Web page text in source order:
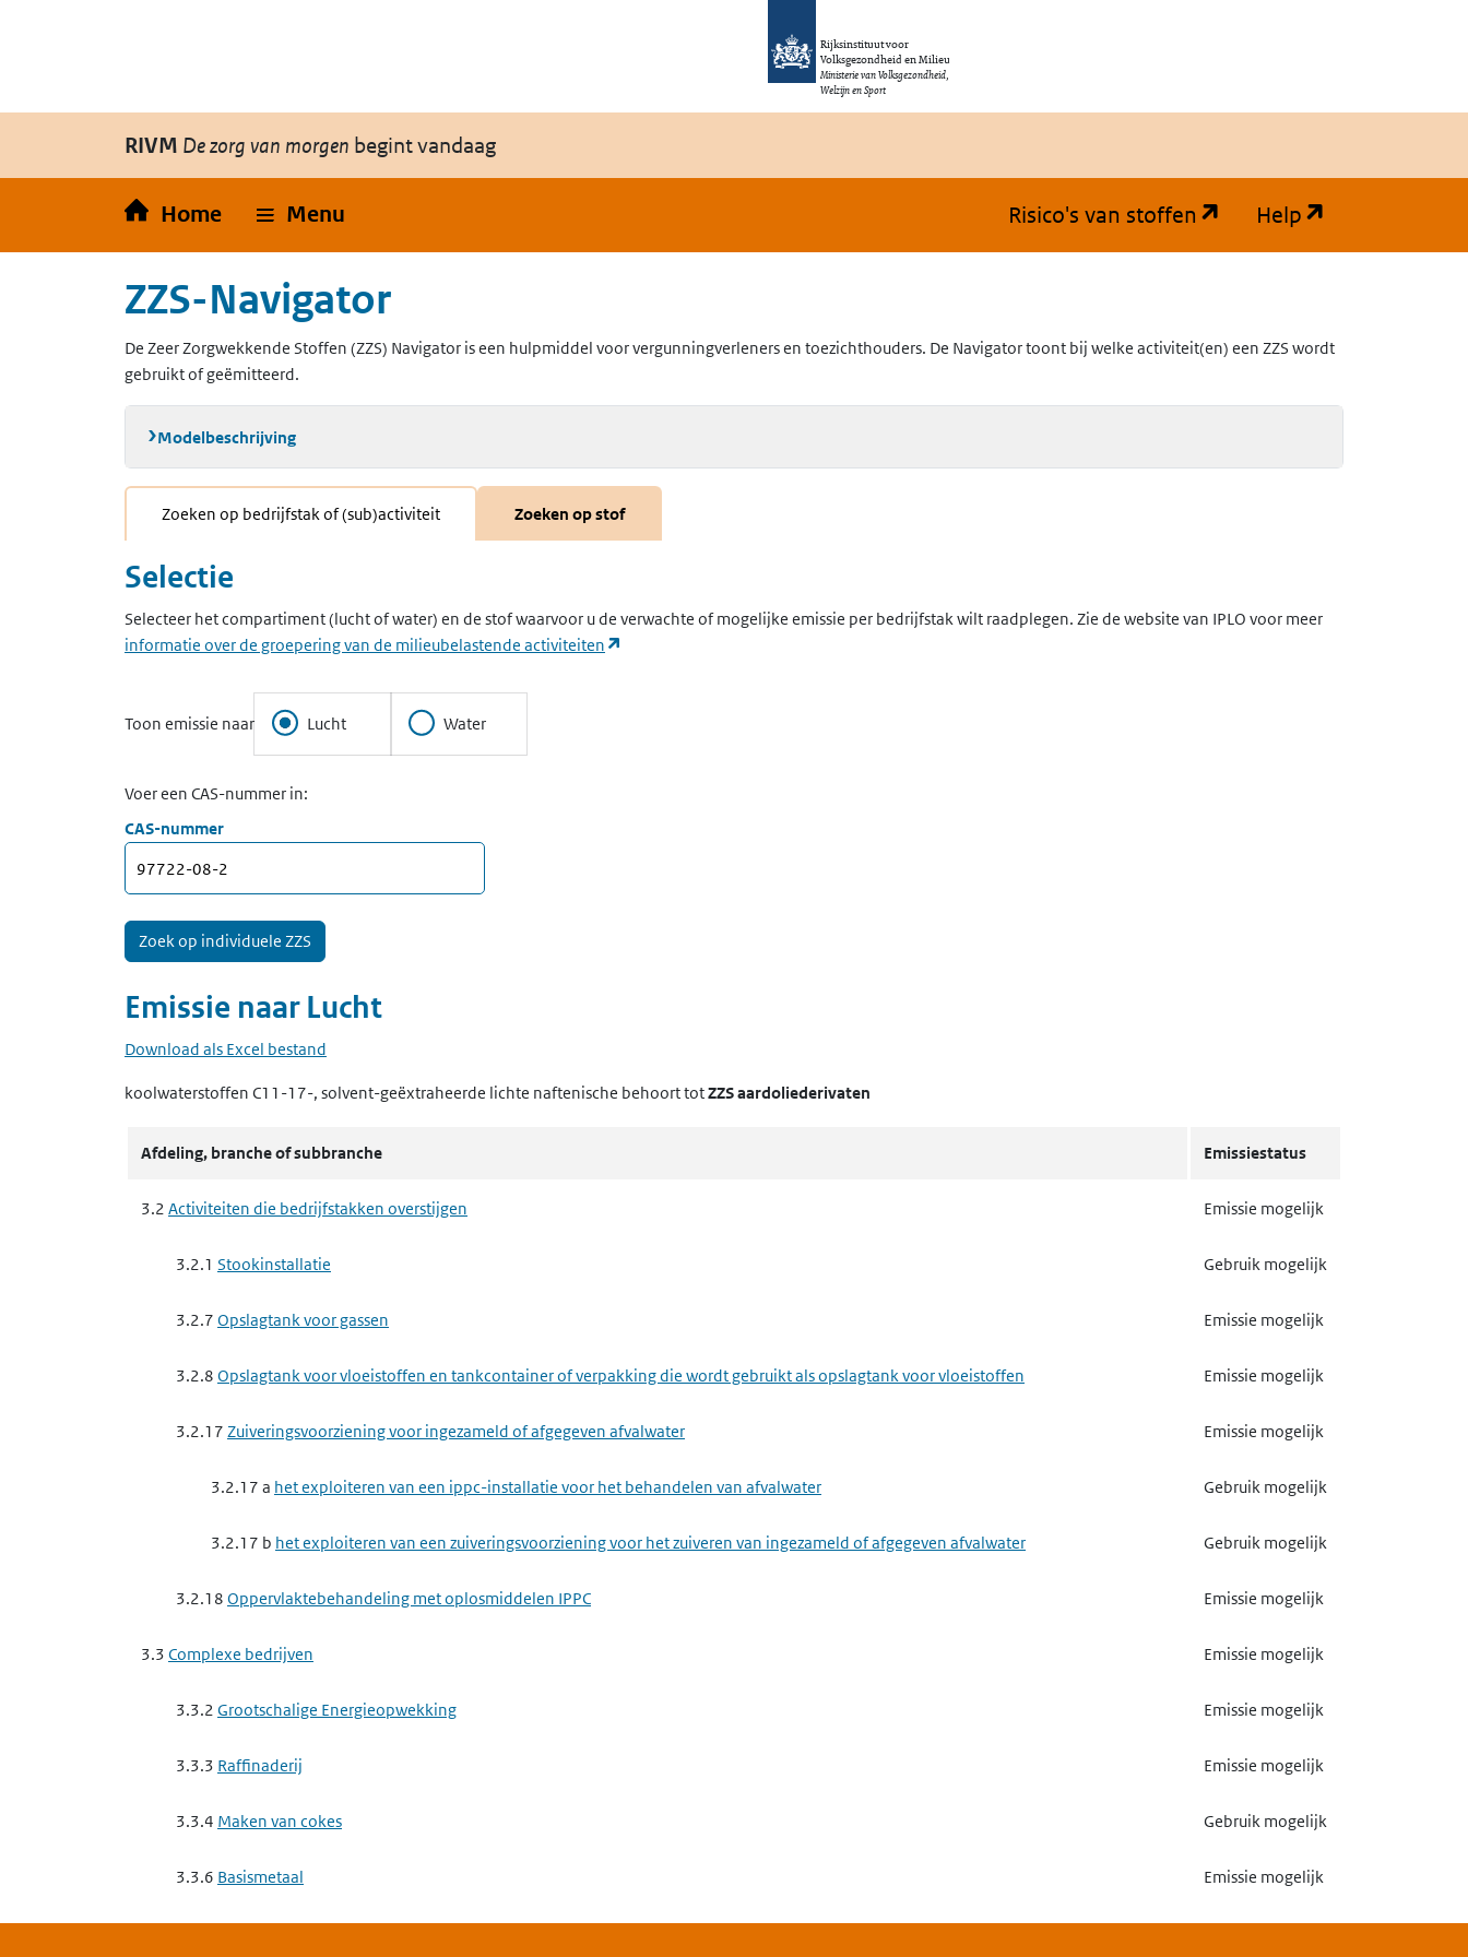
Rijksinstituut voor
Volksgezondheid en Milieu
Ministerie van Volksgezondheid,
Welzijn en Sport
RIVM De zorg van morgen begint vandaag
Home Menu Risico's van stoffen (opent in een nieuw
Help
ZZS-Navigator
De Zeer Zorgwekkende Stoffen (ZZS) Navigator is een hulpmiddel voor vergunningverleners en toezichthouders. De Navigator toont bij welke activiteit(en) een ZZS wordt
gebruikt of geëmitteerd.
Modelbeschrijving
Zoeken op bedrijfstak of (sub)activiteit Zoeken op stof
Selectie
Selecteer het compartiment (lucht of water) en de stof waarvoor u de verwachte of mogelijke emissie per bedrijfstak wilt raadplegen. Zie de website van IPLO voor meer
informatie over de groepering van de milieubelastende activiteiten
Toon emissie naar Lucht Water
Voer een CAS-nummer in:
CAS-nummer
Emissie naar Lucht
Download als Excel bestand
koolwaterstoffen C11-17-, solvent-geëxtraheerde lichte naftenische behoort totZZS aardoliederivaten
Afdeling, branche of subbranche Emissiestatus
3.2 Activiteiten die bedrijfstakken overstijgen Emissie mogelijk
3.2.1 Stookinstallatie Gebruik mogelijk
3.2.7 Opslagtank voor gassen Emissie mogelijk
3.2.8 Opslagtank voor vloeistoffen en tankcontainer of verpakking die wordt gebruikt als opslagtank voor vloeistoffen Emissie mogelijk
3.2.17 Zuiveringsvoorziening voor ingezameld of afgegeven afvalwater Emissie mogelijk
3.2.17 a het exploiteren van een ippc-installatie voor het behandelen van afvalwater Gebruik mogelijk
3.2.17 b het exploiteren van een zuiveringsvoorziening voor het zuiveren van ingezameld of afgegeven afvalwater Gebruik mogelijk
3.2.18 Oppervlaktebehandeling met oplosmiddelen IPPC Emissie mogelijk
3.3 Complexe bedrijven Emissie mogelijk
3.3.2 Grootschalige Energieopwekking Emissie mogelijk
3.3.3 Raffinaderij Emissie mogelijk
3.3.4 Maken van cokes Gebruik mogelijk
3.3.6 Basismetaal Emissie mogelijk